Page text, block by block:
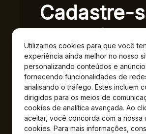
Utilizamos cookies para que você
experiência ainda melhor no nosso
personalizando conteúdos e
fornecendo funcionalidades de
analisando o tráfego. Estes incluem
dirigidos para os meios de
cookies de analítica avançada. Ao
aceitar, você concorda com a nossa
cookies. Para mais informações,
Cadastre-
exclusivas.
Ao se cadastrar você confirma em
Privacidade.*